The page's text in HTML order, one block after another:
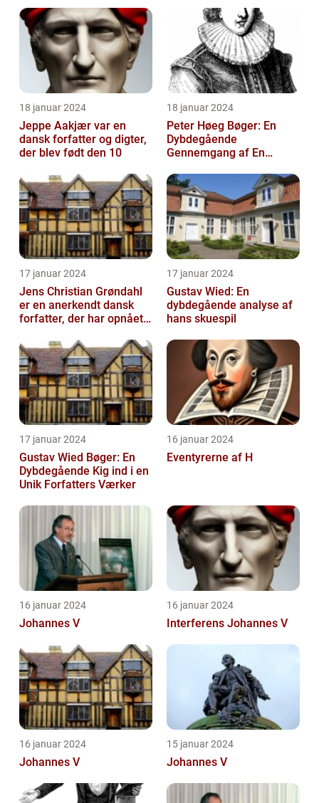
18 januar 2024
Jeppe Aakjær var en
dansk forfatter og digter,
der blev født den 10
18 januar 2024
Peter Høeg Bøger: En
Dybdegående
Gennemgang af En
17 januar 2024
Jens Christian Grøndahl
er en anerkendt dansk
forfatter, der har opnået
sin...
17 januar 2024
Gustav Wied: En
dybdegående analyse af
hans skuespil
17 januar 2024
Gustav Wied Bøger: En
Dybdegående Kig ind i en
Unik Forfatters Værker
16 januar 2024
Eventyrerne af H
16 januar 2024
Johannes V
16 januar 2024
Interferens Johannes V
16 januar 2024
Johannes V
15 januar 2024
Johannes V